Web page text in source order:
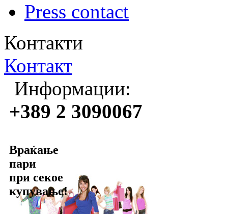
Press contact
Контакти
Контакт
Информации:
+389 2 3090067
Враќање
пари
при секое
купување!